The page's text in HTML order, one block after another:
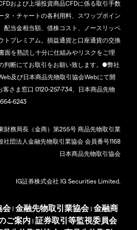
および上場投資商品CFDに係る取引手数
タ・チャートの各利用料、スワップポイン
配当金相当額、借株コスト、ノースリッペ
トプレミアム。損益通貨と口座通貨の交換
面を熟読し十分に仕組みやリスクをご理
判断にてお取引をお願い致します。●弊社
及び日本商品先物取引協会Webにて開
さま窓口 0120-257-734、日本商品先物
6243
財務局長（金商）第255号 商品先物取引業
団法人金融先物取引業協会 会員番号1168
日本商品先物取引協会
IG証券株式会社 IG Securities Limited.
会| 金融先物取引業協会| 金融商
ご案内 | 証券取引等監視委員会